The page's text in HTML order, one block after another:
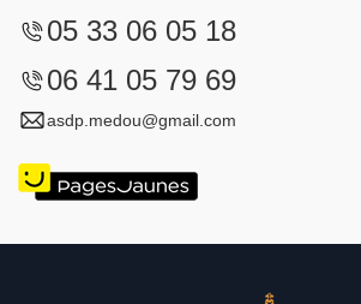
05 33 06 05 18
06 41 05 79 69
asdp.medou@gmail.com